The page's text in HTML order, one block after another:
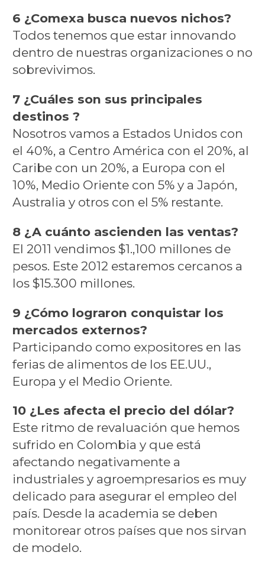
6 ¿Comexa busca nuevos nichos?
Todos tenemos que estar innovando
dentro de nuestras organizaciones o no
sobrevivimos.
7 ¿Cuáles son sus principales
destinos ?
Nosotros vamos a Estados Unidos con
el 40%, a Centro América con el 20%, al
Caribe con un 20%, a Europa con el
10%, Medio Oriente con 5% y a Japón,
Australia y otros con el 5% restante.
8 ¿A cuánto ascienden las ventas?
El 2011 vendimos $1.,100 millones de
pesos. Este 2012 estaremos cercanos a
los $15.300 millones.
9 ¿Cómo lograron conquistar los
mercados externos?
Participando como expositores en las
ferias de alimentos de los EE.UU.,
Europa y el Medio Oriente.
10 ¿Les afecta el precio del dólar?
Este ritmo de revaluación que hemos
sufrido en Colombia y que está
afectando negativamente a
industriales y agroempresarios es muy
delicado para asegurar el empleo del
país. Desde la academia se deben
monitorear otros países que nos sirvan
de modelo.